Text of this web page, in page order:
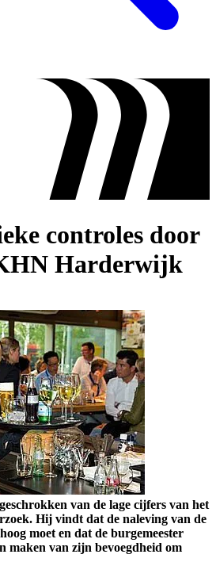
controles door
Harderwijk
van de lage cijfers van het
Hij vindt dat de naleving van de
moet en dat de burgemeester
maken van zijn bevoegdheid om